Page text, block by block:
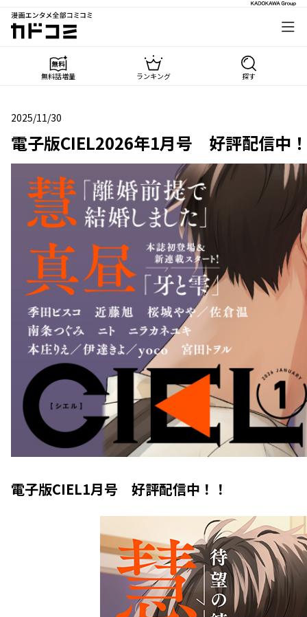
漫画エンタメ全部コミコミ
カドコミ
無料話増量 ランキング 探す
2025/11/30
2025年11月30日
電子版CIEL2026年1月号 好評配信中
電子版CIEL1月号 好評配信中！！